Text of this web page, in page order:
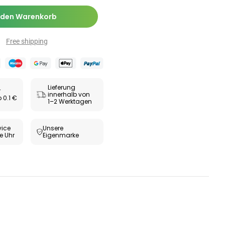
Warenkorb
Free shipping
€
Lieferung
innerhalb von
1–2 Werktagen
Uhr
Unsere
Eigenmarke